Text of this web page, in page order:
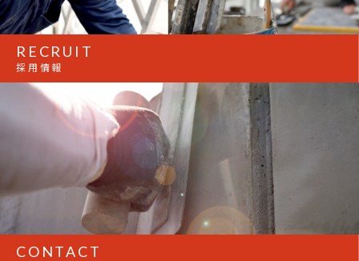
RECRUIT
採用情報
CONTACT